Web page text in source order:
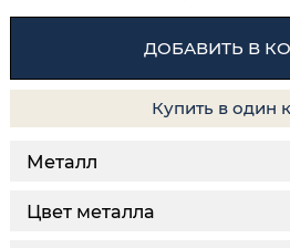
ДОБАВИТЬ В
Купить в один
Металл
Цвет металла